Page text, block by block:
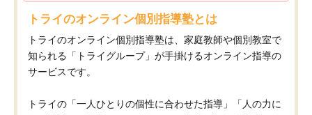
トライのオンライン個別指導塾とは
トライのオンライン個別指導塾は、家庭教師や個別教室で
知られる「トライグループ」が手掛けるオンライン指導の
サービスです。
トライの「一人ひとりの個性に合わせた指導」「人の力に